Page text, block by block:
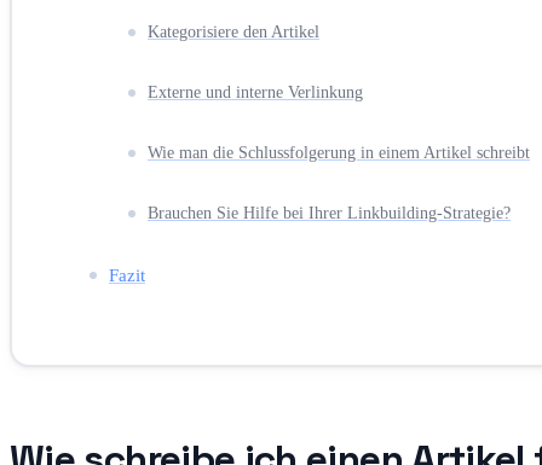
Kategorisiere den Artikel
Externe und interne Verlinkung
Wie man die Schlussfolgerung in einem Artikel schreibt
Brauchen Sie Hilfe bei Ihrer Linkbuilding-Strategie?
Fazit